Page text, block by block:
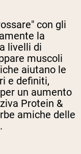
con gli
la
livelli di
muscoli
aiutano le
e definiti,
un aumento
Protein &
amiche delle